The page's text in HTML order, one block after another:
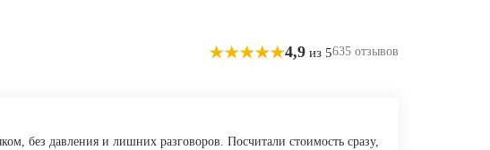
4,9 из 5635 отзывов
без давления и лишних разговоров. Посчитали стоимость сразу,